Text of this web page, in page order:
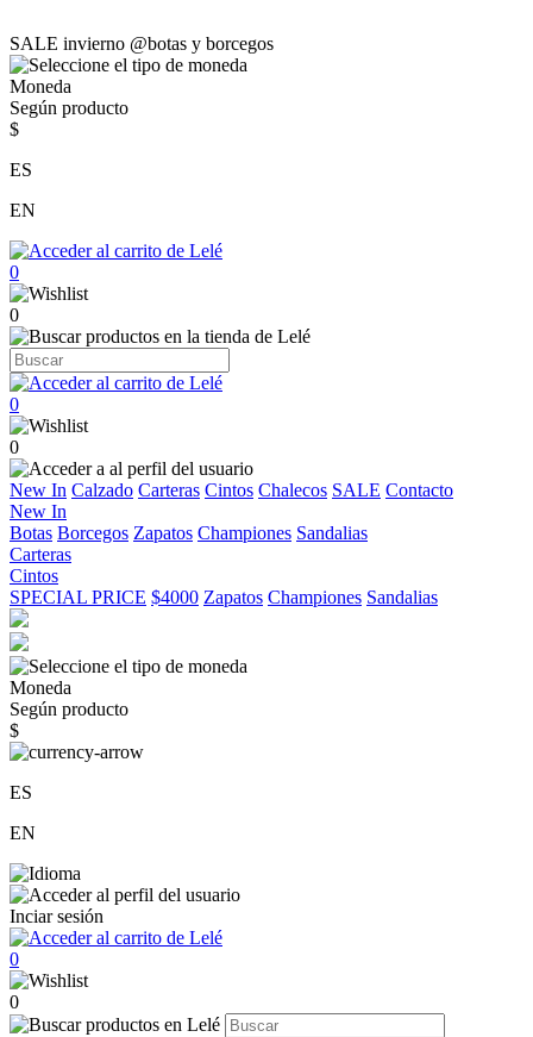
SALE invierno @botas y borcegos
Moneda
Según producto
$
ES
EN
0
0
0
0
New In Calzado Carteras Cintos Chalecos SALE Contacto
New In
Botas Borcegos Zapatos Championes Sandalias
Carteras
Cintos
SPECIAL PRICE $4000 Zapatos Championes Sandalias
Moneda
Según producto
$
ES
EN
Inciar sesión
0
0